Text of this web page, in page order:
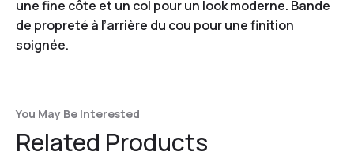
une fine côte et un col pour un look moderne. Bande
de propreté à l’arrière du cou pour une finition
soignée.
You May Be Interested
Related Products